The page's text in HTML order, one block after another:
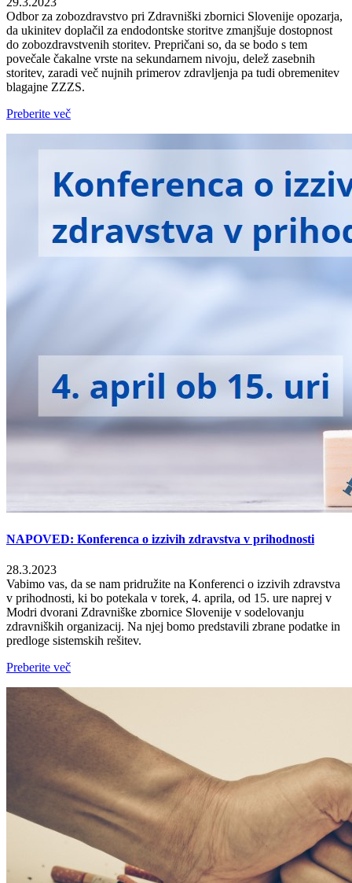
Odbor za zobozdravstvo pri Zdravniški zbornici Slovenije opozarja,
da ukinitev doplačil za endodontske storitve zmanjšuje dostopnost
do zobozdravstvenih storitev. Prepričani so, da se bodo s tem
povečale čakalne vrste na sekundarnem nivoju, delež zasebnih
storitev, zaradi več nujnih primerov zdravljenja pa tudi obremenitev
blagajne ZZZS.
Preberite več
NAPOVED: Konferenca o izzivih zdravstva v prihodnosti
28.3.2023
Vabimo vas, da se nam pridružite na Konferenci o izzivih zdravstva
v prihodnosti, ki bo potekala v torek, 4. aprila, od 15. ure naprej v
Modri dvorani Zdravniške zbornice Slovenije v sodelovanju
zdravniških organizacij. Na njej bomo predstavili zbrane podatke in
predloge sistemskih rešitev.
Preberite več